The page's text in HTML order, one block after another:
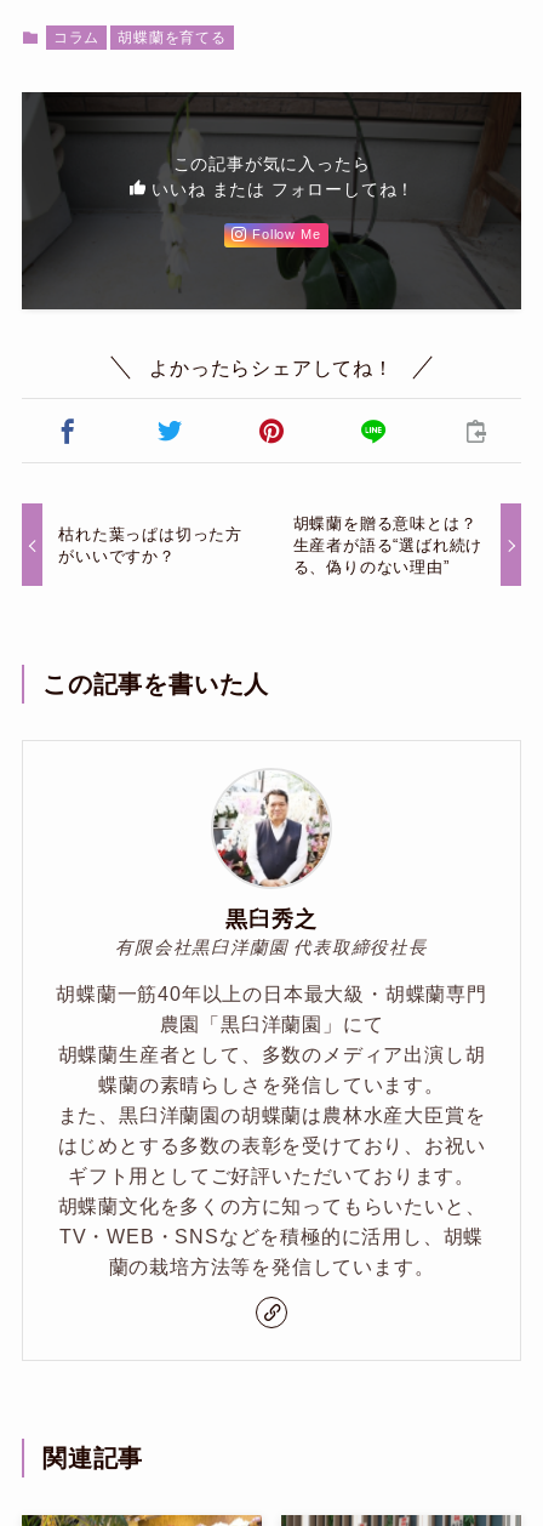
コラム 胡蝶蘭を育てる
この記事が気に入ったら
いいね または フォローしてね！
Follow Me
よかったらシェアしてね！
枯れた葉っぱは切った方
がいいですか？
胡蝶蘭を贈る意味とは？
生産者が語る“選ばれ続け
る、偽りのない理由”
この記事を書いた人
黒臼秀之
有限会社黒臼洋蘭園 代表取締役社長
胡蝶蘭一筋40年以上の日本最大級・胡蝶蘭専門
農園「黒臼洋蘭園」にて
胡蝶蘭生産者として、多数のメディア出演し胡
蝶蘭の素晴らしさを発信しています。
また、黒臼洋蘭園の胡蝶蘭は農林水産大臣賞を
はじめとする多数の表彰を受けており、お祝い
ギフト用としてご好評いただいております。
胡蝶蘭文化を多くの方に知ってもらいたいと、
TV・WEB・SNSなどを積極的に活用し、胡蝶
蘭の栽培方法等を発信しています。
関連記事